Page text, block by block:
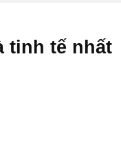
tinh tế nhất